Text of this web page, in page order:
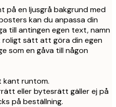
på en ljusgrå bakgrund med
kan du anpassa din
till antingen egen text, namn
sätt att göra din egen
som en gåva till någon
kant runtom.
eller bytesrätt gäller ej på
på beställning.